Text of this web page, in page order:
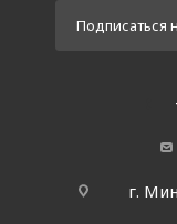
Подписаться
г.